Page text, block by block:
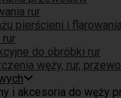
rur
pierścieni i
do obróbki rur
węży, rur,
i akcesoria do węży